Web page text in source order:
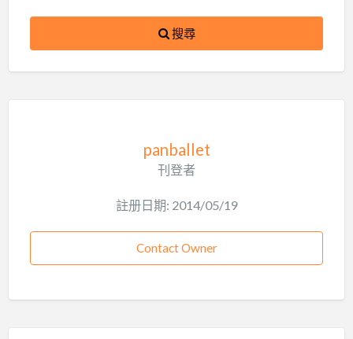
搜尋
panballet
刊登者
註册日期: 2014/05/19
Contact Owner